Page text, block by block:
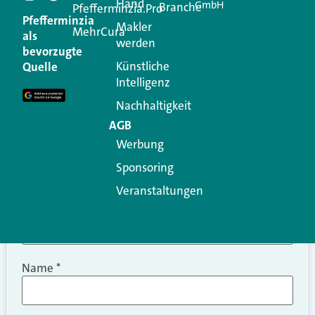
Kommentar
Ihre E-Mail-Adresse wird nicht veröffentlicht.
Erforderliche Felder sind mit
Kommentar
Name *
Pfefferminzia
als
bevorzugte
Quelle
Pfefferminzia.Pro
MehrCura
Hand
Makler
werden
Künstliche
Intelligenz
Nachhaltigkeit
AGB
Werbung
Sponsoring
Veranstaltungen
BrancheGmbH